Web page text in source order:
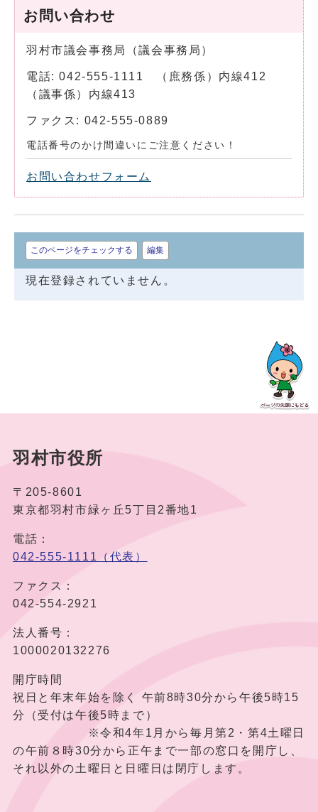
お問い合わせ
羽村市議会事務局（議会事務局）
電話: 042-555-1111 （庶務係）内線412
（議事係）内線413
ファクス: 042-555-0889
電話番号のかけ間違いにご注意ください！
お問い合わせフォーム
このページをチェックする 編集
現在登録されていません。
羽村市役所
〒205-8601
東京都羽村市緑ヶ丘5丁目2番地1
電話：
042-555-1111（代表）
ファクス：
042-554-2921
法人番号：
1000020132276
開庁時間
祝日と年末年始を除く 午前8時30分から午後5時15
分（受付は午後5時まで）
※令和4年1月から毎月第2・第4土曜日
の午前８時30分から正午まで一部の窓口を開庁し、
それ以外の土曜日と日曜日は閉庁します。